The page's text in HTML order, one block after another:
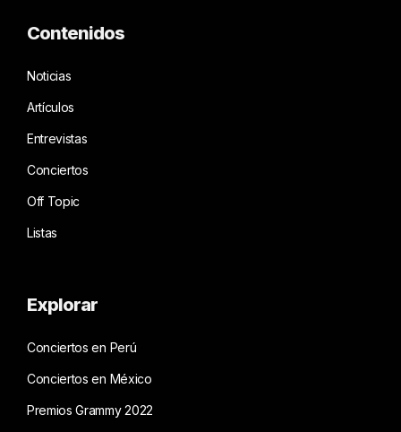
Contenidos
Noticias
Artículos
Entrevistas
Conciertos
Off Topic
Listas
Explorar
Conciertos en Perú
Conciertos en México
Premios Grammy 2022